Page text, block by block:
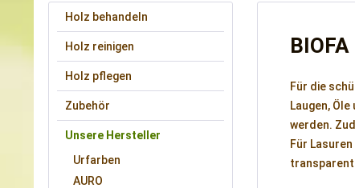
Holz behandeln
Holz reinigen
Holz pflegen
Zubehör
Unsere Hersteller
Urfarben
AURO
Für die
Laugen,
werden.
Für